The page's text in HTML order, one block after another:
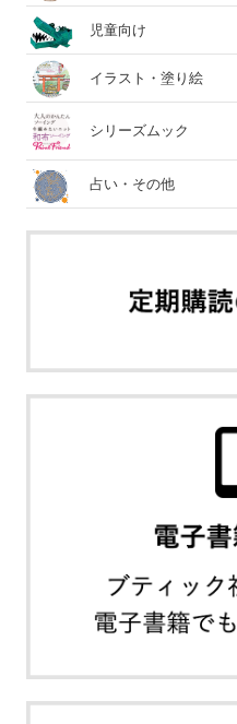
児童向け
イラスト・塗り絵
シリーズムック
占い・その他